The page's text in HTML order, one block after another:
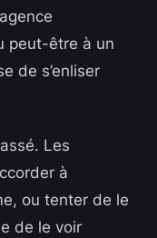
peut-être à un
de s’enliser
Les
à
ou tenter de le
de le voir